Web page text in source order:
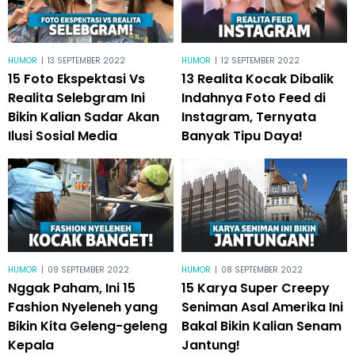
HUMOR | 13 SEPTEMBER 2022
15 Foto Ekspektasi Vs
Realita Selebgram Ini
Bikin Kalian Sadar Akan
Ilusi Sosial Media
HUMOR | 12 SEPTEMBER 2022
13 Realita Kocak Dibalik
Indahnya Foto Feed di
Instagram, Ternyata
Banyak Tipu Daya!
HUMOR | 09 SEPTEMBER 2022
Nggak Paham, Ini 15
Fashion Nyeleneh yang
Bikin Kita Geleng-geleng
Kepala
HUMOR | 08 SEPTEMBER 2022
15 Karya Super Creepy
Seniman Asal Amerika Ini
Bakal Bikin Kalian Senam
Jantung!